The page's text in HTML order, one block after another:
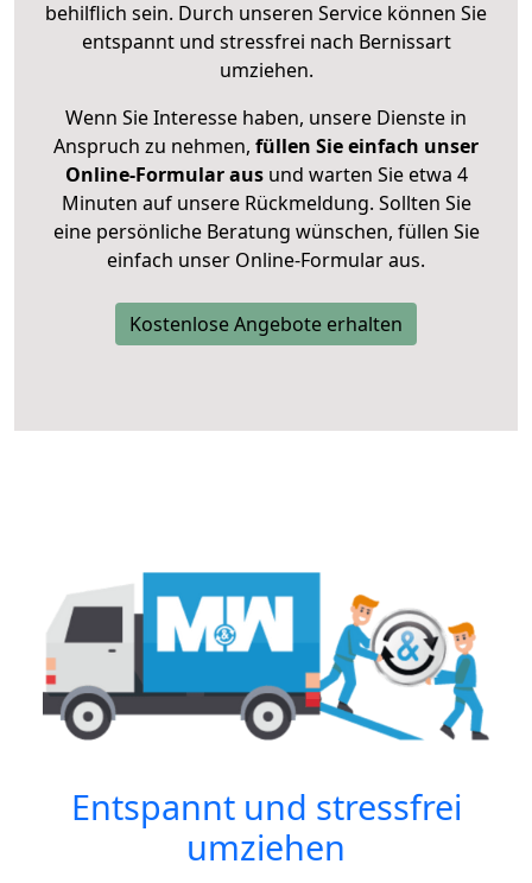
behilflich sein. Durch unseren Service können Sie
entspannt und stressfrei nach Bernissart
umziehen.
Wenn Sie Interesse haben, unsere Dienste in
Anspruch zu nehmen, füllen Sie einfach unser
Online-Formular ausund warten Sie etwa 4
Minuten auf unsere Rückmeldung. Sollten Sie
eine persönliche Beratung wünschen, füllen Sie
einfach unser Online-Formular aus.
Kostenlose Angebote erhalten
Entspannt und stressfrei
umziehen